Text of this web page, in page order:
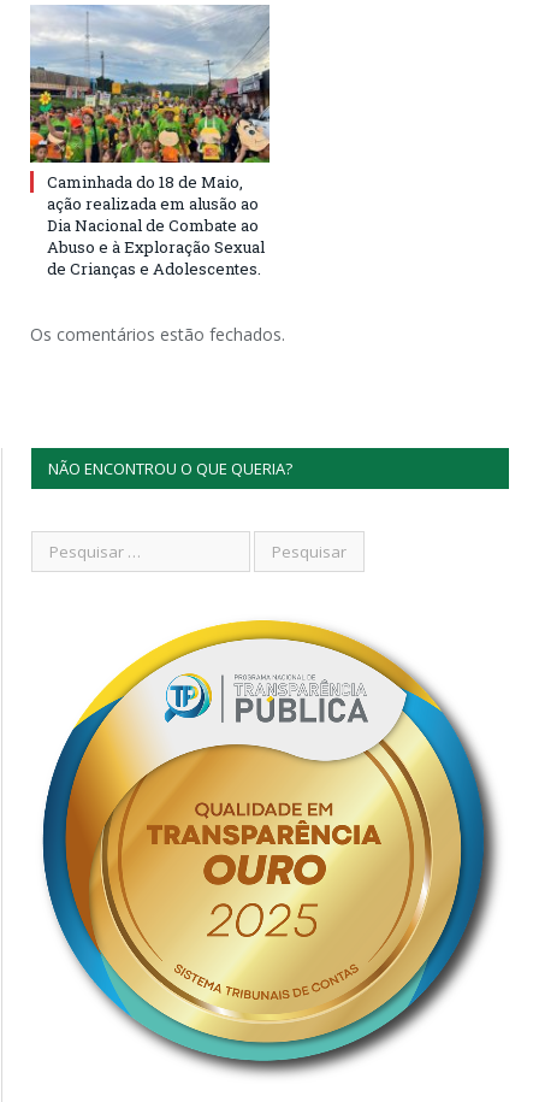
Caminhada do 18 de Maio,
ação realizada em alusão ao
Dia Nacional de Combate ao
Abuso e à Exploração Sexual
de Crianças e Adolescentes.
Os comentários estão fechados.
NÃO ENCONTROU O QUE QUERIA?